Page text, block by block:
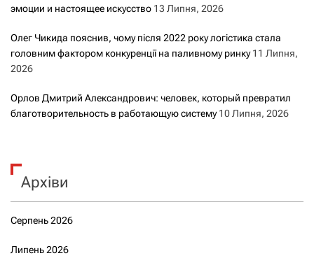
эмоции и настоящее искусство 13 Липня, 2026
Олег Чикида пояснив, чому після 2022 року логістика стала
головним фактором конкуренції на паливному ринку 11 Липня,
2026
Орлов Дмитрий Александрович: человек, который превратил
благотворительность в работающую систему 10 Липня, 2026
Архіви
Серпень 2026
Липень 2026